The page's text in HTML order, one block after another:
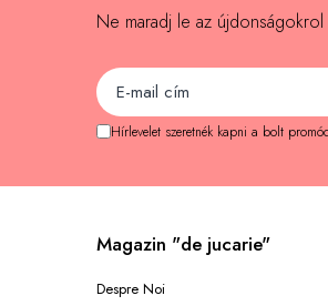
Ajándékok 11 éves gyerekeknek
Iskolai felszerelések
Fiú tolltartók
Fiú hátizsákok
Gyerek naplók
Gyerek rekeszes ételhordók
Ne maradj le az
Hírlevelet szeretnék kapni a bolt
Magazin "de jucarie"
Despre Noi